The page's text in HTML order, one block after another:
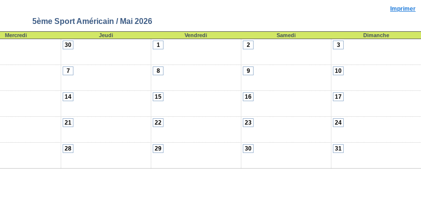
Imprimer
5ème Sport Américain / Mai 2026
Mercredi Jeudi Vendredi Samedi Dimanche
30 1 2 3
7 8 9 10
14 15 16 17
21 22 23 24
28 29 30 31